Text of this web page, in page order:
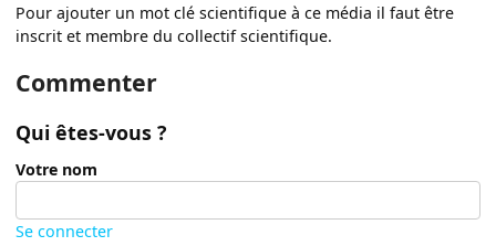
Pour ajouter un mot clé scientifique à ce média il faut être
inscrit et membre du collectif scientifique.
Commenter
Qui êtes-vous ?
Votre nom
Se connecter